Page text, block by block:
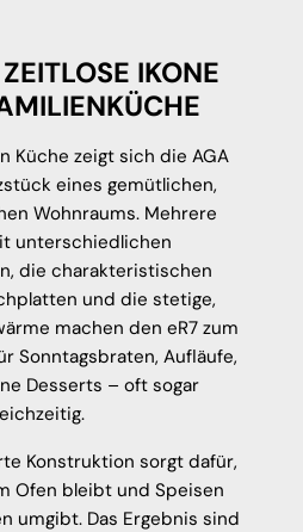
IKONE
Küche zeigt sich die AGA
eines gemütlichen,
Wohnraums. Mehrere
unterschiedlichen
die charakteristischen
und die stetige,
machen den eR7 zum
Sonntagsbraten, Aufläufe,
Desserts – oft sogar
Konstruktion sorgt dafür,
Ofen bleibt und Speisen
umgibt. Das Ergebnis sind